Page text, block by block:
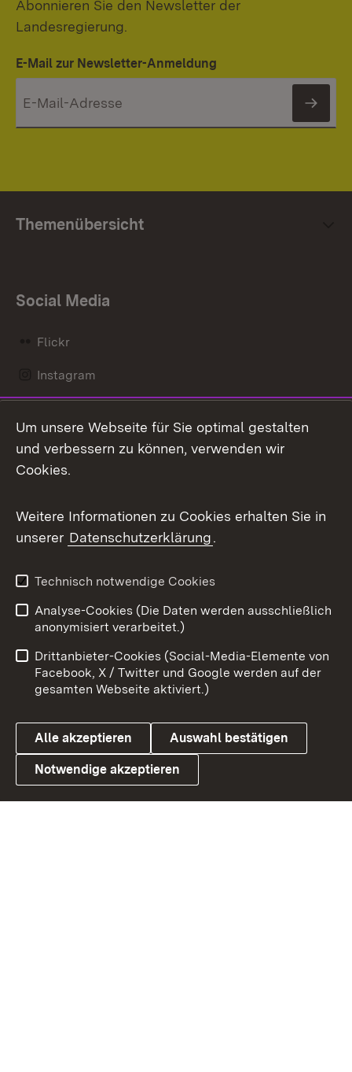
Abonnieren Sie den Newsletter der
Landesregierung.
E-Mail zur Newsletter-Anmeldung
Themenübersicht
Social Media
Flickr
Instagram
Mastodon
Messenger
Social Wall
X / Twitter
Youtube
Link zum Landesportal
Benutzungshinweise
Barrierefreiheit
Datenschutz
Cookies
Um unsere Webseite für Sie optimal gestalten
und verbessern zu können, verwenden wir
Cookies.
Weitere Informationen zu Cookies erhalten Sie in
unserer Datenschutzerklärung.
Technisch notwendige Cookies
Analyse-Cookies (Die Daten werden ausschließlich
anonymisiert verarbeitet.)
Drittanbieter-Cookies (Social-Media-Elemente von
Facebook, X / Twitter und Google werden auf der
gesamten Webseite aktiviert.)
Alle akzeptieren Auswahl bestätigen
Notwendige akzeptieren